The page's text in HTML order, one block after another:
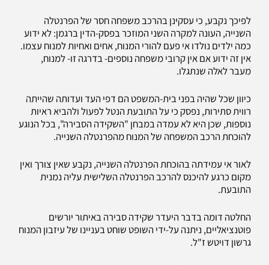
לפיכך נקבע, כי עסקינן בהרכב משפחה חסר של הפרנטלה
השנייה, העונה למקרה השני המוזכר בפסק-הדין ברגמן: לא ידוע
כמה ילדים נולדו אי פעם להורי המנוח, אחים ואחיות למנוח עצמו.
אין זה ידוע אם אין קרובי משפחה נוספים- בדרגה זו- למנוח,
מעבר לאלה שנתגלו.
כיוון שכל שהיה בפני בית-המשפט הם דפי העד ועדותה שהייתה
רווית סתירות, נפסק כי על התובעת הנטל לפעול ולהביא ראיות
נוספות, שכן היא לא עמדה במבחן "השקידה הסבירה", בכל הנוגע
להוכחת הרכב המשפחה של המנוח מהפרנטלה השנייה.
לאור אי עמידתה בהוכחת הפרנטלה השנייה, נקבע שאין צורך ואין
מקום כרגע להיכנס להרכב הפרנטלה השלישית עליה נמנית
התובעת.
החלטה דומה בדבר היעדר שקידה סבירה באיתור יורשים
פוטנציאליים, ניתנה על-ידי השופט שוחט בעניינו של עיזבון המנוח
גרשון דויטש ז"ל.